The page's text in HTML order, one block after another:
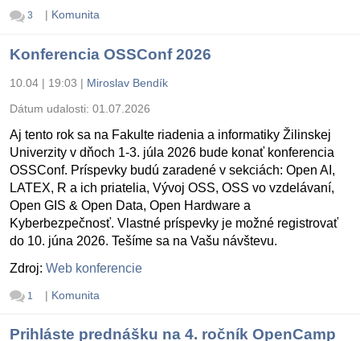
3 | Komunita
Konferencia OSSConf 2026
10.04 | 19:03 | Miroslav Bendík
Dátum udalosti: 01.07.2026
Aj tento rok sa na Fakulte riadenia a informatiky Žilinskej
Univerzity v dňoch 1-3. júla 2026 bude konať konferencia
OSSConf. Príspevky budú zaradené v sekciách: Open AI,
LATEX, R a ich priatelia, Vývoj OSS, OSS vo vzdelávaní,
Open GIS & Open Data, Open Hardware a
Kyberbezpečnosť. Vlastné príspevky je možné registrovať
do 10. júna 2026. Tešíme sa na Vašu návštevu.
Zdroj: Web konferencie
1 | Komunita
Prihláste prednášku na 4. ročník OpenCamp